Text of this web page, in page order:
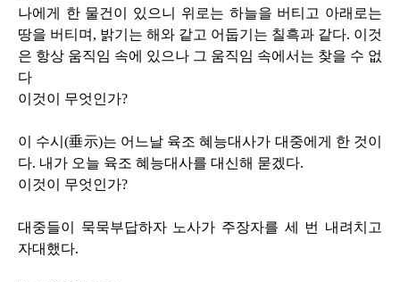
나에게 한 물건이 있으니 위로는 하늘을 버티고 아래로는
땅을 버티며 , 밝기는 해와 같고 어둡기는 칠흑과 같다. 이것
은 항상 움직임 속에 있으나 그 움직임 속에서는 찾을 수 없
다
이것이 무엇인가?
이 수시(垂示)는 어느날 육조 혜능대사가 대중에게 한 것이
다. 내가 오늘 육조 혜능대사를 대신해 묻겠다.
이것이 무엇인가?
대중들이 묵묵부답하자 노사가 주장자를 세 번 내려치고
자대했다.